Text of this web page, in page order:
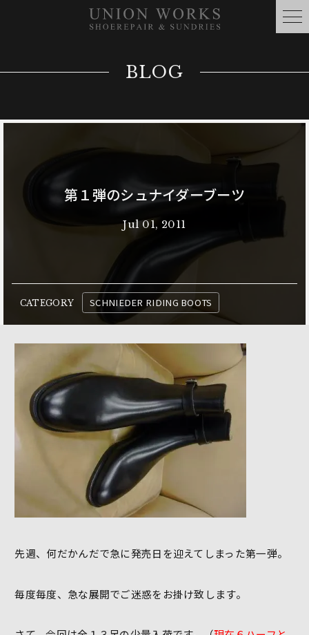
BLOG
第１弾のシュナイダーブーツ
Jul 01, 2011
CATEGORY SCHNIEDER RIDING BOOTS
先週、何だかんだで急に発売日を迎えてしまった第一弾。
毎度毎度、急な展開でご迷惑をお掛け致します。